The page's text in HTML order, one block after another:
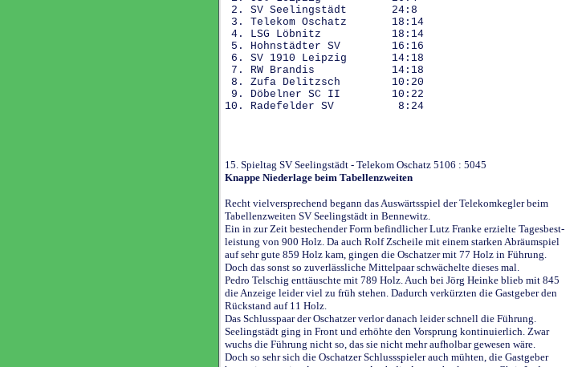
2. SV Seelingstädt 24:8
3. Telekom Oschatz 18:14
4. LSG Löbnitz 18:14
5. Hohnstädter SV 16:16
6. SV 1910 Leipzig 14:18
7. RW Brandis 14:18
8. Zufa Delitzsch 10:20
9. Döbelner SC II 10:22
10. Radefelder SV 8:24
15. Spieltag SV Seelingstädt - Telekom Oschatz 5106 : 5045
Knappe Niederlage beim Tabellenzweiten
Recht vielversprechend begann das Auswärtsspiel der Telekomkegler beim
Tabellenzweiten SV Seelingstädt in Bennewitz.
Ein in zur Zeit bestechender Form befindlicher Lutz Franke erzielte Tagesbest-
leistung von 900 Holz. Da auch Rolf Zscheile mit einem starken Abräumspiel
auf sehr gute 859 Holz kam, gingen die Oschatzer mit 77 Holz in Führung.
Doch das sonst so zuverlässliche Mittelpaar schwächelte dieses mal.
Pedro Telschig enttäuschte mit 789 Holz. Auch bei Jörg Heinke blieb mit 845
die Anzeige leider viel zu früh stehen. Dadurch verkürzten die Gastgeber den
Rückstand auf 11 Holz.
Das Schlusspaar der Oschatzer verlor danach leider schnell die Führung.
Seelingstädt ging in Front und erhöhte den Vorsprung kontinuierlich. Zwar
wuchs die Führung nicht so, das sie nicht mehr aufholbar gewesen wäre.
Doch so sehr sich die Oschatzer Schlussspieler auch mühten, die Gastgeber